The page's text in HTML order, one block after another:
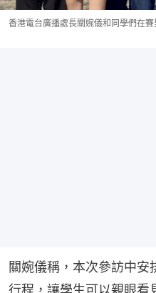
香港電台廣播處長關婉儀和同學們在賽
關婉儀稱，本次參訪中安